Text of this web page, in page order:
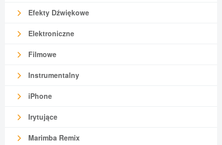
Efekty Dźwiękowe
Elektroniczne
Filmowe
Instrumentalny
iPhone
Irytujące
Marimba Remix